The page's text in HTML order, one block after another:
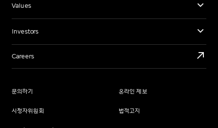
Values
Investors
Careers
문의하기 온라인 제보
시청자위원회 법적고지